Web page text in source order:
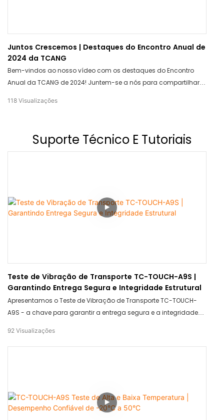
Juntos Crescemos | Destaques do Encontro Anual de
2024 da TCANG
Bem-vindos ao nosso vídeo com os destaques do Encontro
Anual da TCANG de 2024! Juntem-se a nós para compartilhar
compartilhados durante este evento inspirador. Preparem-se
118 Visualizações
Suporte Técnico E Tutoriais
Teste de Vibração de Transporte TC-TOUCH-A9S |
Garantindo Entrega Segura e Integridade Estrutural
Apresentamos o Teste de Vibração de Transporte TC-TOUCH-
A9S - a chave para garantir a entrega segura e a integridade
você pode ter a certeza de que seus itens chegarão intactos e
seguros. Diga adeus aos produtos danificados e olá à
92 Visualizações